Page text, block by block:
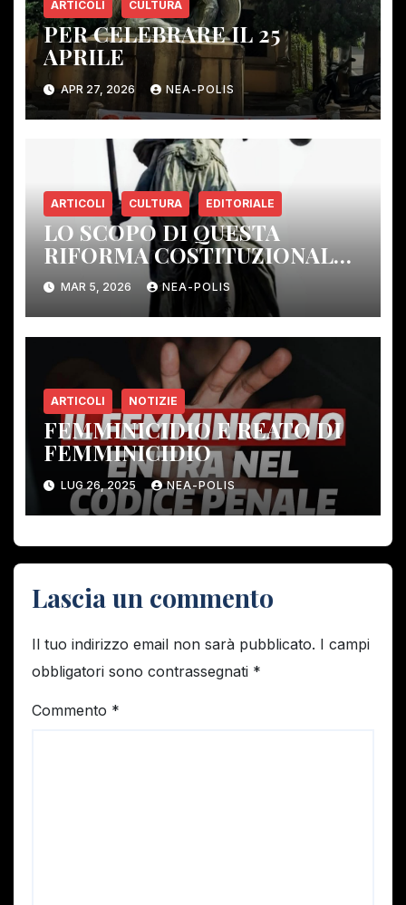
ARTICOLI CULTURA
PER CELEBRARE IL 25
APRILE
APR 27, 2026 NEA-POLIS
ARTICOLI CULTURA EDITORIALE
LO SCOPO DI QUESTA
RIFORMA COSTITUZIONALE:
ELIMINARE GLI ORGANI DI
CONTROLLO DEMOCRATICO.
MAR 5, 2026 NEA-POLIS
ARTICOLI NOTIZIE
FEMMINICIDIO E REATO DI
FEMMINICIDIO
LUG 26, 2025 NEA-POLIS
Lascia un commento
Il tuo indirizzo email non sarà pubblicato. I campi
obbligatori sono contrassegnati *
Commento *